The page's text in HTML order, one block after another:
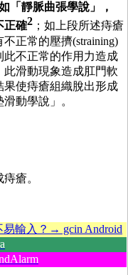
「靜脈曲張學說」，
正確2 ；如上段所述痔瘡
不正常的壓擠(straining)
不正常的作用力造成
滑動現象造成肛門軟
使痔瘡組織脫出形成
動學說」。
瘡。
輸入？→ gcin Android